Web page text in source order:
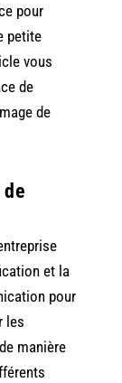
pour
petite
vous
de
de
et la
pour
les
manière